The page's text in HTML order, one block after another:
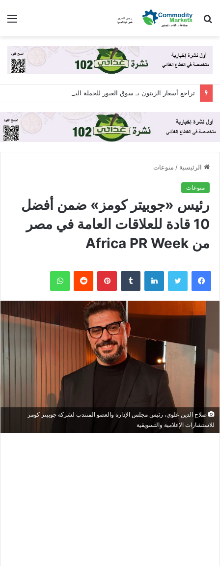
بحث
الرئيسية / منوعات
منوعات
رئيس «جوبيتر كومز» ضمن أفضل
10 قادة للعلاقات العامة في مصر
من Africa PR Week
فيسبوك تويتر لينكدإن بينتيريست واتساب
صلاح الدين علوي، رئيس مجلس الإدارة والعضو المنتدب لشركة جوبيتر كومز
للاستشارات الإعلامية والتسويقية